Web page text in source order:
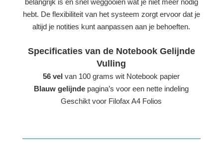
hebt. De flexibiliteit van het systeem zorgt ervoor dat je
altijd je notities kunt aanpassen aan je behoeften.
Specificaties van de Notebook Gelijnde
Vulling
56 vel van 100 grams wit Notebook papier
Blauw gelijnde pagina’s voor een nette indeling
Geschikt voor Filofax A4 Folios